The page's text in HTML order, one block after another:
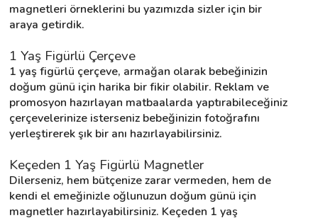
Blog
magnetleri örneklerini bu yazımızda sizler için bir
araya getirdik.
1 Yaş Figürlü Çerçeve
1 yaş figürlü çerçeve, armağan olarak bebeğinizin
doğum günü için harika bir fikir olabilir. Reklam ve
promosyon hazırlayan matbaalarda yaptırabileceğiniz
çerçevelerinize isterseniz bebeğinizin fotoğrafını
yerleştirerek şık bir anı hazırlayabilirsiniz.
Keçeden 1 Yaş Figürlü Magnetler
Dilerseniz, hem bütçenize zarar vermeden, hem de
kendi el emeğinizle oğlunuzun doğum günü için
magnetler hazırlayabilirsiniz. Keçeden 1 yaş